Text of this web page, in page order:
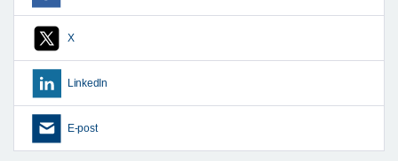
X
LinkedIn
E-post